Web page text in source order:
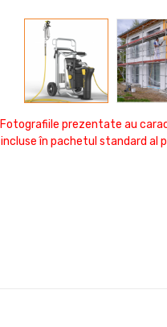
Fotografiile prezentate au
incluse în pachetul standard al